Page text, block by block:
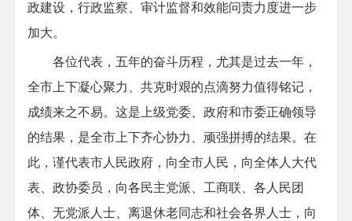
政建设，行政监察、审计监督和效能问责力度进一步
加大。
各位代表，五年的奋斗历程，尤其是过去一年，
全市上下凝心聚力、共克时艰的点滴努力值得铭记，
成绩来之不易。这是上级党委、政府和市委正确领导
的结果，是全市上下齐心协力、顽强拼搏的结果。在
此，谨代表市人民政府，向全市人民，向全体人大代
表、政协委员，向各民主党派、工商联、各人民团
体、无党派人士、离退休老同志和社会各界人士，向